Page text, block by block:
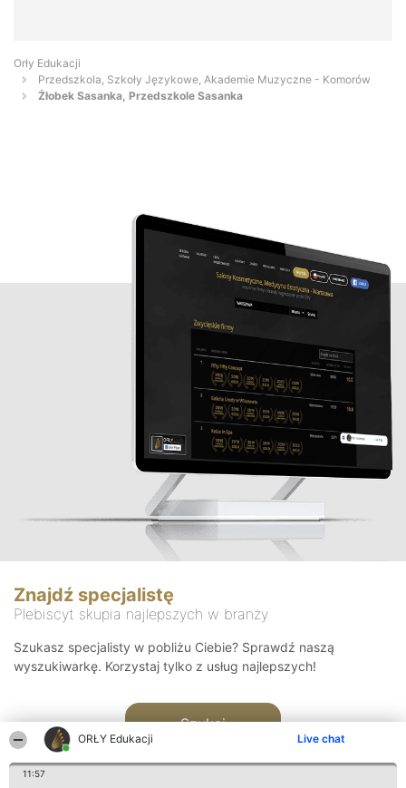
ORŁY Edukacji Live chat
11:57
Orły Edukacji
Przedszkola, Szkoły Językowe, Akademie Muzyczne - Komorów
Żłobek Sasanka, Przedszkole Sasanka
Znajdź specjalistę
Plebiscyt skupia najlepszych w branży
Szukasz specjalisty w pobliżu Ciebie? Sprawdź naszą
wyszukiwarkę. Korzystaj tylko z usług najlepszych!
Szukaj